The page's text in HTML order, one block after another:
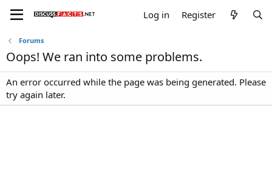
Log in Register
Forums
Oops! We ran into some problems.
An error occurred while the page was being generated. Please
try again later.